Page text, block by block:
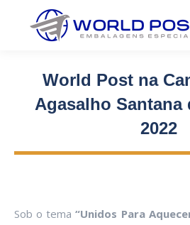
World Post na
Agasalho Santana
2022
Você
Sob o tema“Unidos Para